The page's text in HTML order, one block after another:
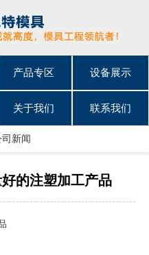
产品专区 设备展示
关于我们 联系我们
司新闻
的注塑加工产品